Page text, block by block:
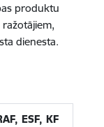
produktu
dienesta.
ESF, KF